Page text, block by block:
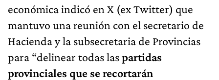
económica indicó en X (ex Twitter) que
mantuvo una reunión con el secretario de
Hacienda y la subsecretaria de Provincias
para “delinear todas laspartidas
provinciales que se recortarán